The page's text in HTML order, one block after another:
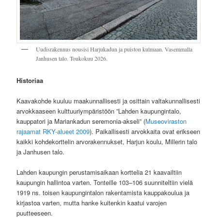
Uudisrakennus nousisi Harjukadun ja puiston kulmaan. Vasemmalla
Janhusen talo. Toukokuu 2026.
Historiaa
Kaavakohde kuuluu maakunnallisesti ja osittain valtakunnallisesti
arvokkaaseen kulttuuriympäristöön ”Lahden kaupungintalo,
kauppatori ja Mariankadun seremonia-akseli” (Museoviraston
rajaamat RKY-alueet 2009). Paikallisesti arvokkaita ovat erikseen
kaikki kohdekorttelin arvorakennukset, Harjun koulu, Millerin talo
ja Janhusen talo.
Lahden kaupungin perustamisaikaan korttelia 21 kaavailtiin
kaupungin hallintoa varten. Tonteille 103–106 suunniteltiin vielä
1919 ns. toisen kaupungintalon rakentamista kauppakoulua ja
kirjastoa varten, mutta hanke kuitenkin kaatui varojen
puutteeseen.